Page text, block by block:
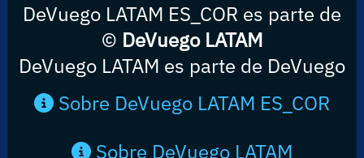
DeVuego LATAM ES_COR es parte de
© DeVuego LATAM
DeVuego LATAM es parte de DeVuego
Sobre DeVuego LATAM ES_COR
Sobre DeVuego LATAM